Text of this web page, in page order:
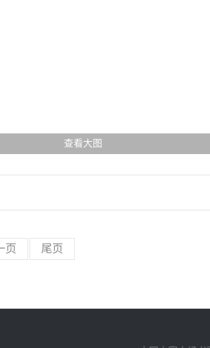
查看大图
页 尾页